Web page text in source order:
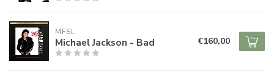
MFSL
Michael Jackson - Bad €160,00